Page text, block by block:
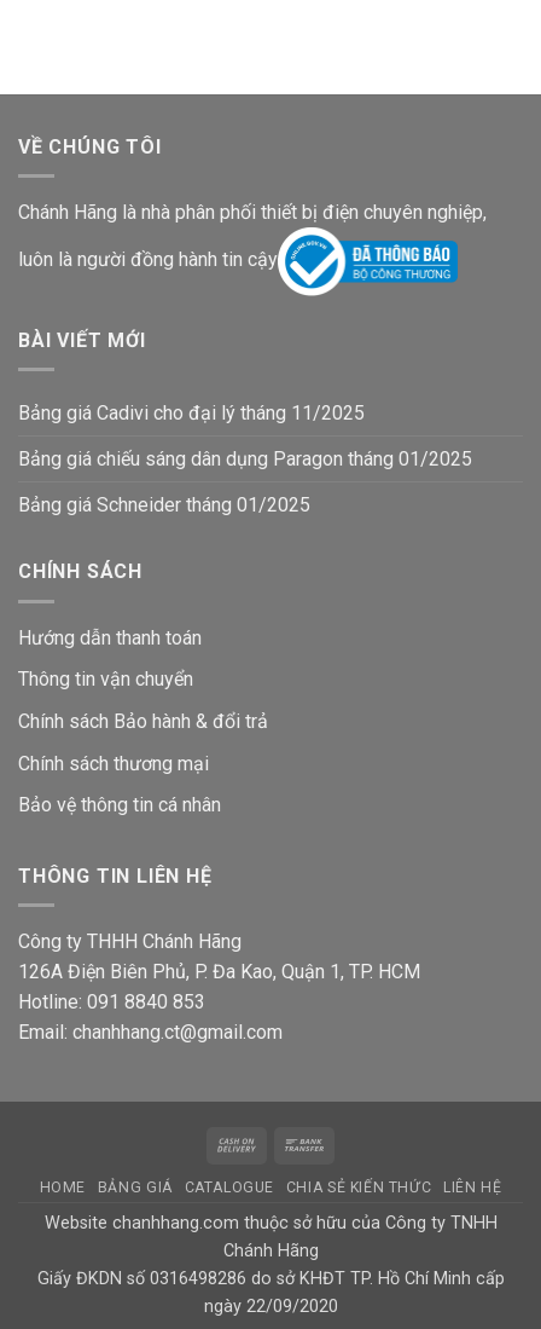
VỀ CHÚNG TÔI
Chánh Hãng là nhà phân phối thiết bị điện chuyên nghiệp,
luôn là người đồng hành tin cậy
BÀI VIẾT MỚI
Bảng giá Cadivi cho đại lý tháng 11/2025
Bảng giá chiếu sáng dân dụng Paragon tháng 01/2025
Bảng giá Schneider tháng 01/2025
CHÍNH SÁCH
Hướng dẫn thanh toán
Thông tin vận chuyển
Chính sách Bảo hành & đổi trả
Chính sách thương mại
Bảo vệ thông tin cá nhân
THÔNG TIN LIÊN HỆ
Công ty THHH Chánh Hãng
126A Điện Biên Phủ, P. Đa Kao, Quận 1, TP. HCM
Hotline: 091 8840 853
Email: chanhhang.ct@gmail.com
Cash
Delivery
HOME BẢNG GIÁ CATALOGUE CHIA SẺ KIẾN THỨC LIÊN HỆ
Website chanhhang.com thuộc sở hữu của Công ty TNHH
Chánh Hãng
Giấy ĐKDN số 0316498286 do sở KHĐT TP. Hồ Chí Minh cấp
ngày 22/09/2020